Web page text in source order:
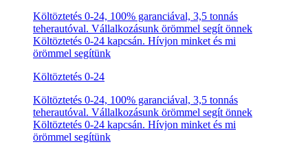
Költöztetés 0-24, 100% garanciával, 3,5 tonnás
teherautóval. Vállalkozásunk örömmel segít önnek
Költöztetés 0-24 kapcsán. Hívjon minket és mi
örömmel segítünk
Költöztetés 0-24
Költöztetés 0-24, 100% garanciával, 3,5 tonnás
teherautóval. Vállalkozásunk örömmel segít önnek
Költöztetés 0-24 kapcsán. Hívjon minket és mi
örömmel segítünk